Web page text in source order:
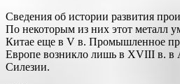
Сведения об истории развития
По некоторым из них этот металл
Китае еще в V в. Промышленное
Европе возникло лишь в XVIII в. в
Силезии.